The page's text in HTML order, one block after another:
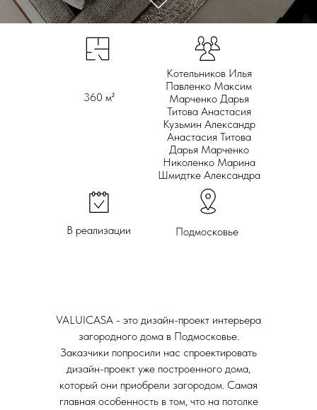
Подмосковье
360 м²
В реализации
Котельников Илья
Павленко Максим
Марченко Дарья
Титова Анастасия
Кузьмин Александр
Анастасия Титова
Дарья Марченко
Николенко Марина
Шмидтке Александра
VALUICASA - это дизайн-проект интерьера
загородного дома в Подмосковье.
Заказчики попросили нас спроектировать
дизайн-проект уже построенного дома,
который они приобрели загородом. Самая
главная особенность в том, что на потолке